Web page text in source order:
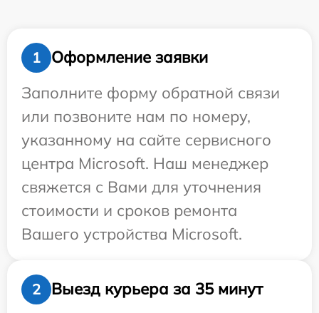
1
Оформление заявки
Заполните форму обратной связи
или позвоните нам по номеру,
указанному на сайте сервисного
центра Microsoft. Наш менеджер
свяжется с Вами для уточнения
стоимости и сроков ремонта
Вашего устройства Microsoft.
2
Выезд курьера за 35 минут